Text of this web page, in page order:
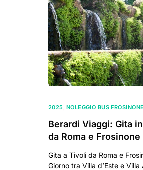
2025 NOLEGGIO BUS FROSINONE
Berardi Viaggi: Gita
da Roma e
Gita a Tivoli da Roma e
Giorno tra Villa d’Este e